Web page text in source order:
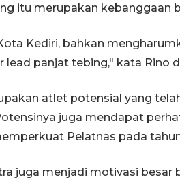
itu merupakan kebanggaan
Kediri, bahkan
panjat tebing," kata Rino
atlet potensial yang
juga mendapat
Pelatnas pada
juga menjadi motivasi besar